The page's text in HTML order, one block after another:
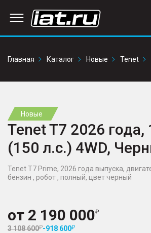
Главная
Каталог Новые Tenet
Новые
Tenet T7 2026 года,
(150 л.с.) 4WD,
Tenet T7 Prime, 2026 года выпуска,
бензин , робот , полный, цвет черный
от 2 190 000
3 108 600 -918 600